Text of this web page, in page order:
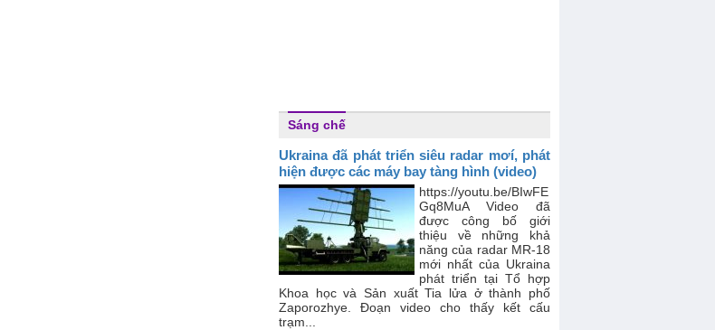
Sáng chế
Ukraina đã phát triển siêu radar mơí, phát
hiện được các máy bay tàng hình (video)
https://youtu.be/BIwFE
Gq8MuA Video đã
được công bố giới
thiệu về những khả
năng của radar MR-18
mới nhất của Ukraina
phát triển tại Tổ hợp
Khoa học và Sản xuất Tia lửa ở thành phố
Zaporozhye. Đoạn video cho thấy kết cấu
trạm...